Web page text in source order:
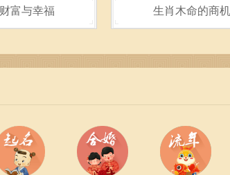
富与幸福 生肖木命的商